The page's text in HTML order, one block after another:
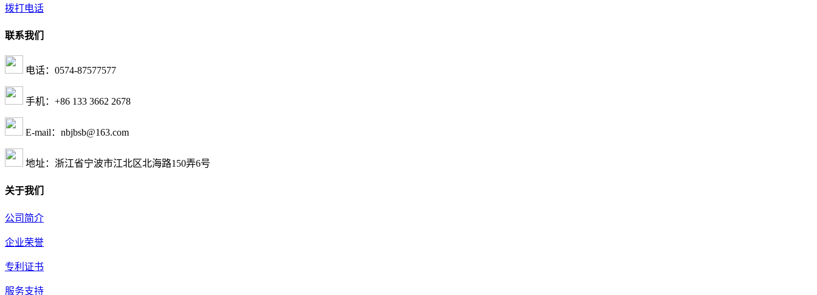
拨打电话
联系我们
电话：0574-87577577
手机：+86 133 3662 2678
E-mail：nbjbsb@163.com
地址：浙江省宁波市江北区北海路150弄6号
关于我们
公司简介
企业荣誉
专利证书
服务支持